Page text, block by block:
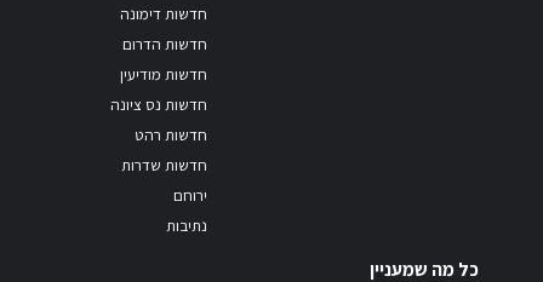
חדשות דימונה
חדשות הדרום
חדשות מודיעין
חדשות נס ציונה
חדשות רהט
חדשות שדרות
ירוחם
נתיבות
כל מה שמעניין